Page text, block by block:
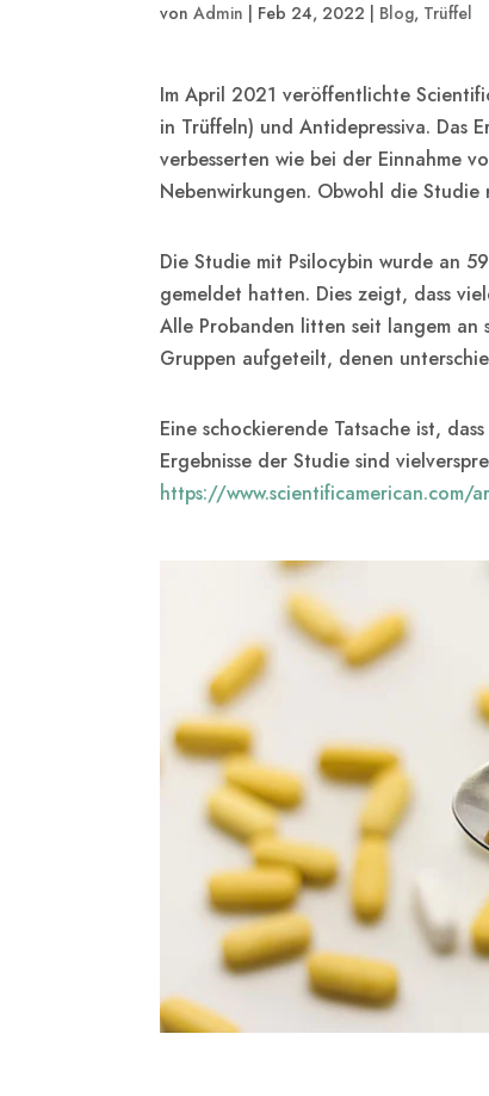
vonAdmin Feb 24, 2022 Blog, Trüffel
Im April 2021 veröffentlichte
in Trüffeln) und Antidepressiva. Das
verbesserten wie bei der Einnahme
Nebenwirkungen. Obwohl die Studie
Die Studie mit Psilocybin wurde an
gemeldet hatten. Dies zeigt, dass
Alle Probanden litten seit langem an
Gruppen aufgeteilt, denen
Eine schockierende Tatsache ist,
Ergebnisse der Studie sind
https://www.scientificamerican.com/